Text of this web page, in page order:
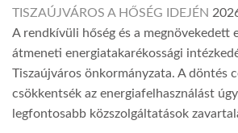
TISZAÚJVÁROS A HŐSÉG IDEJÉN
A rendkívüli hőség és a megnövekedett
átmeneti energiatakarékossági
Tiszaújváros önkormányzata. A döntés
csökkentsék az energiafelhasználást
legfontosabb közszolgáltatások